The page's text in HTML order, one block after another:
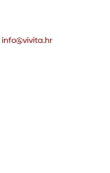
info@vivita.hr